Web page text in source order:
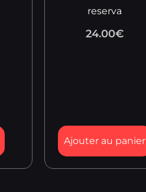
reserva
24.00€
Ajouter au panier